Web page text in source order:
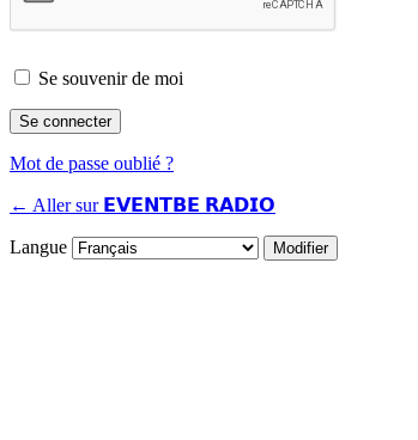
Se souvenir de moi
Mot de passe oublié ?
← Aller sur 𝗘𝗩𝗘𝗡𝗧𝗕𝗘 𝗥𝗔𝗗𝗜𝗢
Langue